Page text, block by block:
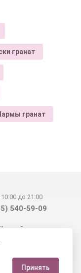
гранат
гранат
до 21:00
540-59-09
счет
магазины
Статьи
Принять